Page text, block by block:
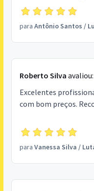
para Antônio Santos /
Roberto Silva avaliou:
Excelentes
com bom preços.
para Vanessa Silva /